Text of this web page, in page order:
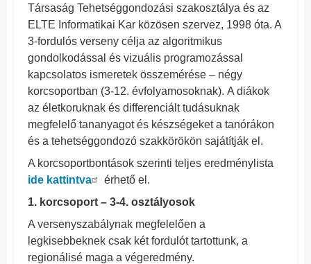
Társaság Tehetséggondozási szakosztálya és az
ELTE Informatikai Kar közösen szervez, 1998 óta. A
3-fordulós verseny célja az algoritmikus
gondolkodással és vizuális programozással
kapcsolatos ismeretek összemérése – négy
korcsoportban (3-12. évfolyamosoknak). A diákok
az életkoruknak és differenciált tudásuknak
megfelelő tananyagot és készségeket a tanórákon
és a tehetséggondozó szakkörökön sajátítják el.
A korcsoportbontások szerinti teljes eredménylista
ide kattintva
érhető el.
1. korcsoport – 3-4. osztályosok
A versenyszabálynak megfelelően a
legkisebbeknek csak két fordulót tartottunk, a
regionálisé maga a végeredmény.